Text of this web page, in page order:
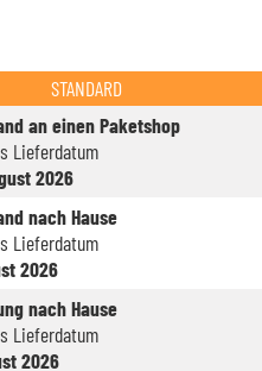
STANDARD
an einen Paketshop
Lieferdatum
2026
nach Hause
Lieferdatum
2026
nach Hause
Lieferdatum
2026